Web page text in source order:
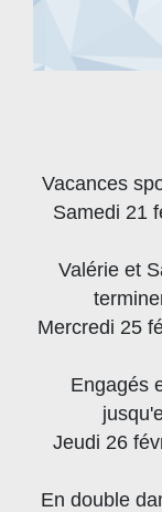
Vacances
Samedi 21
Valérie et
Mercredi 25
Engagés
Jeudi 26
En double